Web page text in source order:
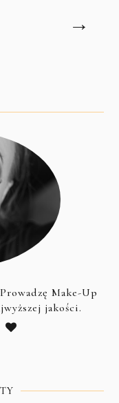
→
Make-Up
jakości.